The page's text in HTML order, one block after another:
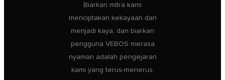
Biarkan mitra kami
menciptakan kekayaan dan
menjadi kaya, dan biarkan
pengguna VEBOS merasa
nyaman adalah pengejaran
kami yang terus-menerus.